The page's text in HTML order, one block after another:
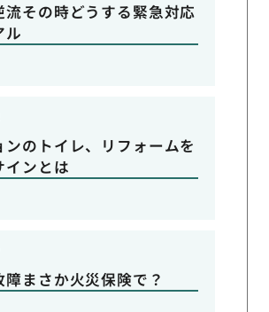
流その時どうする緊急対応
ル
ンのトイレ、リフォームを
インとは
障まさか火災保険で？